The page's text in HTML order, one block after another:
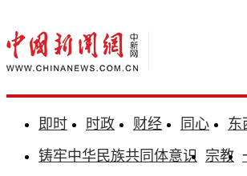
即时 时政 财经 同心 东
铸牢中华民族共同体意识 宗教